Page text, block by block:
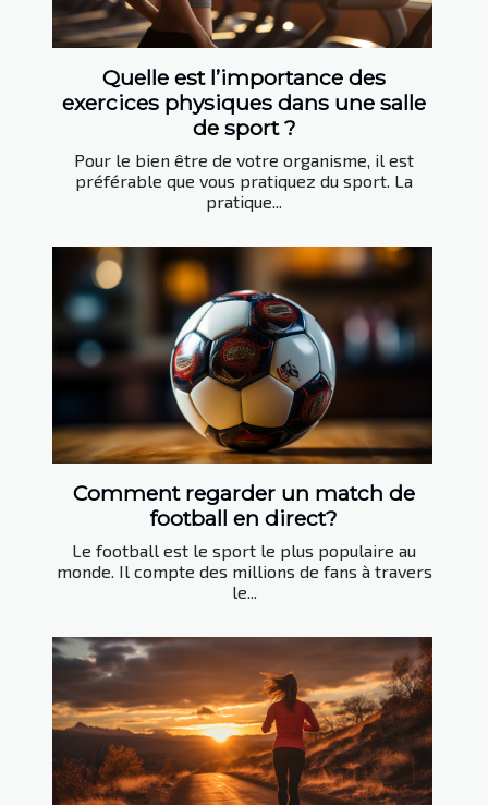
Quelle est l’importance des
exercices physiques dans une salle
de sport ?
Pour le bien être de votre organisme, il est
préférable que vous pratiquez du sport. La
pratique...
Comment regarder un match de
football en direct?
Le football est le sport le plus populaire au
monde. Il compte des millions de fans à travers
le...